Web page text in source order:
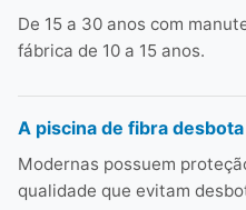
De 15 a 30 anos com
fábrica de 10 a 15 anos.
A piscina de fibra
Modernas possuem
qualidade que evitam